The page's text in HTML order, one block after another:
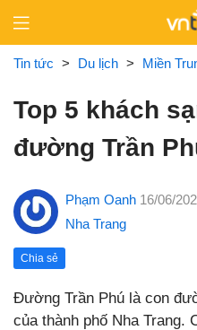
content
Tin tức > Du lịch > Miền
Top 5 khách
đường Trần
Phạm Oanh 16/06/
Nha Trang
Chia sẻ
Đường Trần Phú là con
của thành phố Nha Trang.